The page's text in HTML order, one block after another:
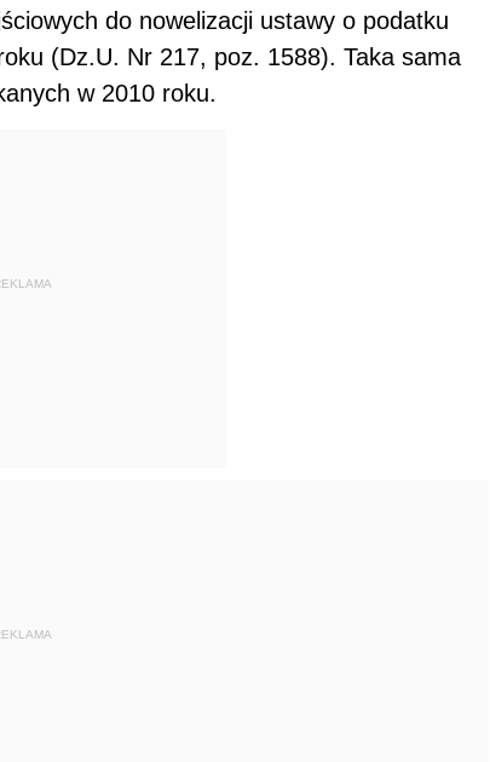
do nowelizacji ustawy o podatku
(Dz.U. Nr 217, poz. 1588). Taka sama
w 2010 roku.